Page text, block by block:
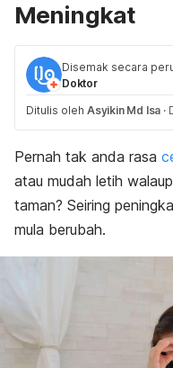
Meningkat
Disemak secara
Doktor
Ditulis oleh Asyikin Md Isa ·
Pernah tak anda rasa
atau mudah letih
taman? Seiring
mula berubah.